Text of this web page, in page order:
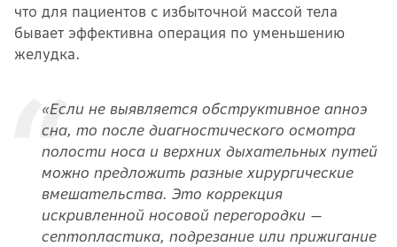
что для пациентов с избыточной массой тела
бывает эффективна операция по уменьшению
желудка.
«Если не выявляется обструктивное апноэ
сна, то после диагностического осмотра
полости носа и верхних дыхательных путей
можно предложить разные хирургические
вмешательства. Это коррекция
искривленной носовой перегородки —
септопластика, подрезание или прижигание